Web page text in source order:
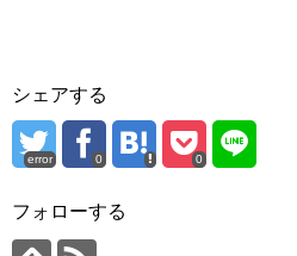
シェアする
error 0 0
フォローする